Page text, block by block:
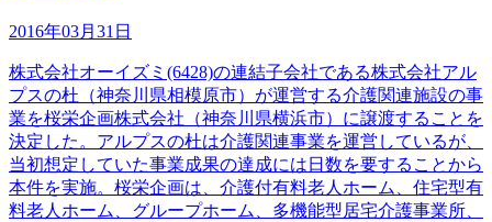
2016年03月31日
株式会社オーイズミ(6428)の連結子会社である株式会社アル
プスの杜（神奈川県相模原市）が運営する介護関連施設の事
業を桜栄企画株式会社（神奈川県横浜市）に譲渡することを
決定した。アルプスの杜は介護関連事業を運営しているが、
当初想定していた事業成果の達成には日数を要することから
本件を実施。桜栄企画は、介護付有料老人ホーム、住宅型有
料老人ホーム、グループホーム、多機能型居宅介護事業所、